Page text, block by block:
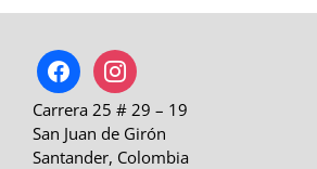
facebookinstagram
Carrera 25 # 29 – 19
San Juan de Girón
Santander, Colombia